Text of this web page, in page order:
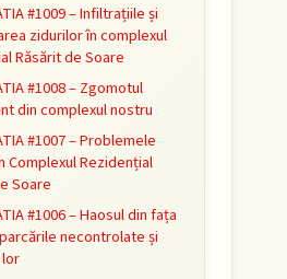
#1009 – Infiltrațiile și
zidurilor în complexul
Răsărit de Soare
#1008 – Zgomotul
din complexul nostru
#1007 – Problemele
Complexul Rezidențial
Soare
#1006 – Haosul din fața
necontrolate și